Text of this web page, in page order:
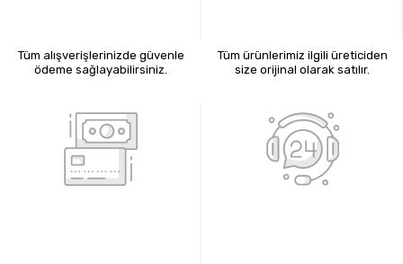
Tüm alışverişlerinizde güvenle
ödeme sağlayabilirsiniz.
Tüm ürünlerimiz ilgili üreticiden
size orijinal olarak satılır.